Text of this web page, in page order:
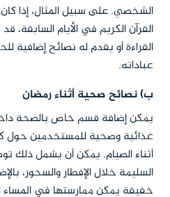
الشخصي. على سبيل المثال، إذا
القرآن الكريم في الأيام السابقة،
القراءة أو يقدم له نصائح إضافية
عباداته.
ب) نصائح صحية أثناء رمضان
يمكن إضافة قسم خاص بالصحة
غذائية وصحية للمستخدمين حول
أثناء الصيام. يمكن أن يشمل ذلك
السليمة خلال الإفطار والسحور،
خفيفة يمكن ممارستها في